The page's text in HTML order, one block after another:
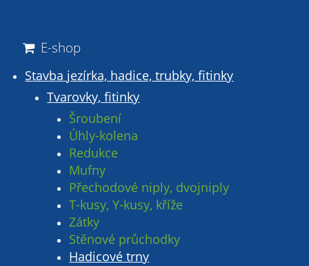
E-shop
Stavba jezírka, hadice, trubky, fitinky
Tvarovky, fitinky
Šroubení
Úhly-kolena
Redukce
Mufny
Přechodové niply, dvojniply
T-kusy, Y-kusy, kříže
Zátky
Stěnové průchodky
Hadicové trny